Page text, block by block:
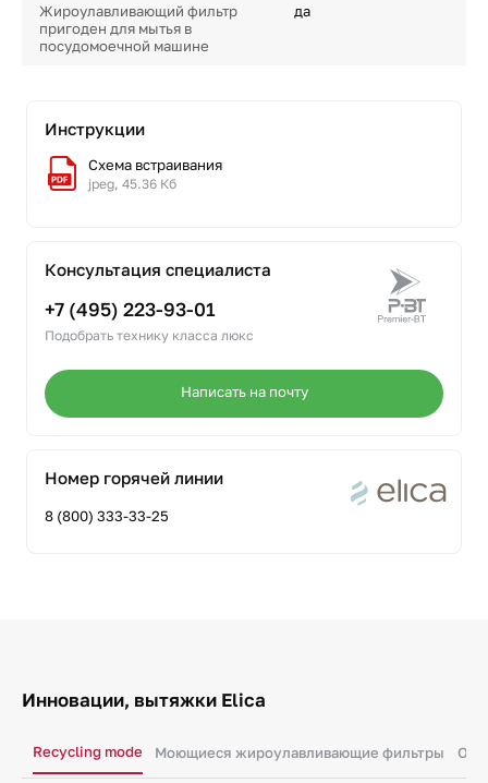
Жироулавливающий фильтр
пригоден для мытья в
посудомоечной машине
да
Инструкции
Схема встраивания
jpeg, 45.36 Кб
Консультация специалиста
+7 (495) 223-93-01
Подобрать технику класса люкс
Написать на почту
Номер горячей линии
8 (800) 333-33-25
Инновации, вытяжки Elica
Recycling mode Моющиеся жироулавливающие фильтры